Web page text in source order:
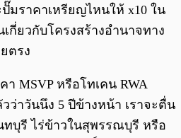
มราคาเหรียญไหนให้ x10 ใน
กี่ยวกับโครงสร้างอำนาจทาง
ตรง
MSVP หรือโทเคน RWA
ว่าวันนึง 5 ปีข้างหน้า เราจะตื่น
บุรี ไร่ข้าวในสุพรรณบุรี หรือ